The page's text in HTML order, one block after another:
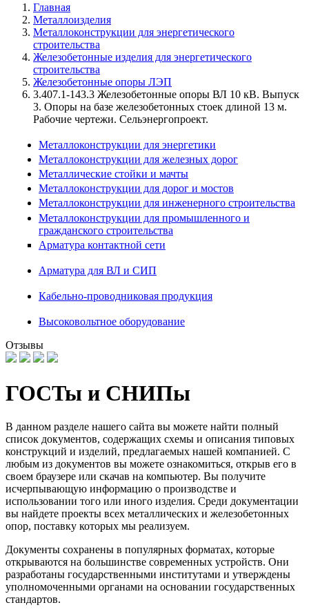
Главная
Металлоизделия
Металлоконструкции для энергетического
строительства
Железобетонные изделия для энергетического
строительства
Железобетонные опоры ЛЭП
3.407.1-143.3 Железобетонные опоры ВЛ 10 кВ. Выпуск
3. Опоры на базе железобетонных стоек длиной 13 м.
Рабочие чертежи. Сельэнергопроект.
Металлоконструкции для энергетики
Металлоконструкции для железных дорог
Металлические стойки и мачты
Металлоконструкции для дорог и мостов
Металлоконструкции для инженерного строительства
Металлоконструкции для промышленного и
гражданского строительства
Арматура контактной сети
Арматура для ВЛ и СИП
Кабельно-проводниковая продукция
Высоковольтное оборудование
Отзывы
ГОСТы и СНИПы
В данном разделе нашего сайта вы можете найти полный
список документов, содержащих схемы и описания типовых
конструкций и изделий, предлагаемых нашей компанией. С
любым из документов вы можете ознакомиться, открыв его в
своем браузере или скачав на компьютер. Вы получите
исчерпывающую информацию о производстве и
использовании того или иного изделия. Среди документации
вы найдете проекты всех металлических и железобетонных
опор, поставку которых мы реализуем.
Документы сохранены в популярных форматах, которые
открываются на большинстве современных устройств. Они
разработаны государственными институтами и утверждены
уполномоченными органами на основании государственных
стандартов.